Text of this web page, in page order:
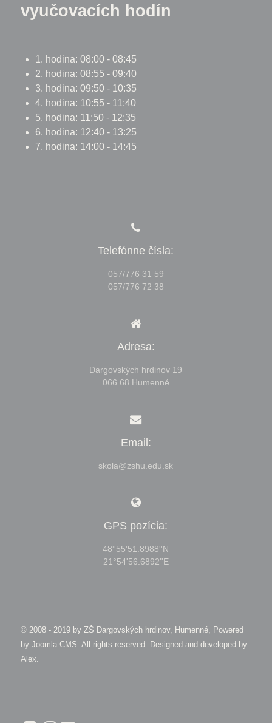
vyučovacích hodín
1. hodina: 08:00 - 08:45
2. hodina: 08:55 - 09:40
3. hodina: 09:50 - 10:35
4. hodina: 10:55 - 11:40
5. hodina: 11:50 - 12:35
6. hodina: 12:40 - 13:25
7. hodina: 14:00 - 14:45
Telefónne čísla:
057/776 31 59
057/776 72 38
Adresa:
Dargovských hrdinov 19
066 68 Humenné
Email:
skola@zshu.edu.sk
GPS pozícia:
48°55'51.8988''N
21°54'56.6892''E
© 2008 - 2019 by ZŠ Dargovských hrdinov, Humenné, Powered
by Joomla CMS . All rights reserved. Designed and developed by
Alex